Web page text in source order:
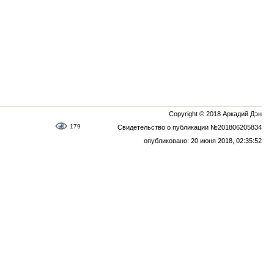
Copyright © 2018 Аркадий Дэн
Свидетельство о публикации №201806205834
опубликовано: 20 июня 2018, 02:35:52
179